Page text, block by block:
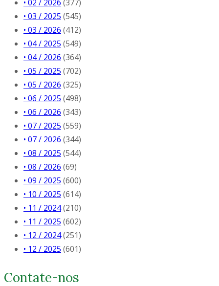
• 02 / 2026 (377)
• 03 / 2025 (545)
• 03 / 2026 (412)
• 04 / 2025 (549)
• 04 / 2026 (364)
• 05 / 2025 (702)
• 05 / 2026 (325)
• 06 / 2025 (498)
• 06 / 2026 (343)
• 07 / 2025 (559)
• 07 / 2026 (344)
• 08 / 2025 (544)
• 08 / 2026 (69)
• 09 / 2025 (600)
• 10 / 2025 (614)
• 11 / 2024(210)
• 11 / 2025 (602)
• 12 / 2024(251)
• 12 / 2025 (601)
Contate-nos